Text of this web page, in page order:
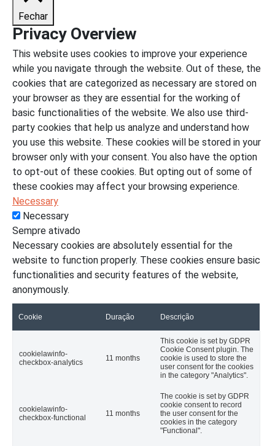
Fechar
Privacy Overview
This website uses cookies to improve your experience
while you navigate through the website. Out of these, the
cookies that are categorized as necessary are stored on
your browser as they are essential for the working of
basic functionalities of the website. We also use third-
party cookies that help us analyze and understand how
you use this website. These cookies will be stored in your
browser only with your consent. You also have the option
to opt-out of these cookies. But opting out of some of
these cookies may affect your browsing experience.
Necessary
Necessary
Sempre ativado
Necessary cookies are absolutely essential for the
website to function properly. These cookies ensure basic
functionalities and security features of the website,
anonymously.
Cookie Duração Descrição
cookielawinfo-
checkbox-analytics
11 months
This cookie is set by GDPR
Cookie Consent plugin. The
cookie is used to store the
user consent for the cookies
in the category "Analytics".
cookielawinfo-
checkbox-functional
11 months
The cookie is set by GDPR
cookie consent to record
the user consent for the
cookies in the category
"Functional".